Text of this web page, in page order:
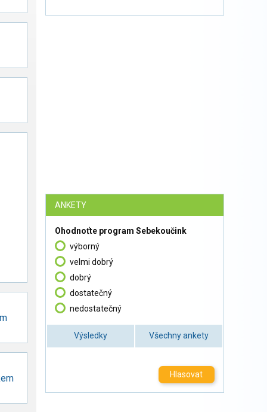
ANKETY
Ohodnoťte program Sebekoučink
výborný
velmi dobrý
dobrý
dostatečný
nedostatečný
Výsledky Všechny ankety
Hlasovat